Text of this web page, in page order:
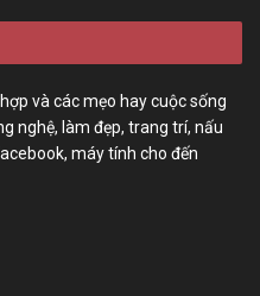
và các mẹo hay cuộc sống
nghệ, làm đẹp, trang trí, nấu
máy tính cho đến